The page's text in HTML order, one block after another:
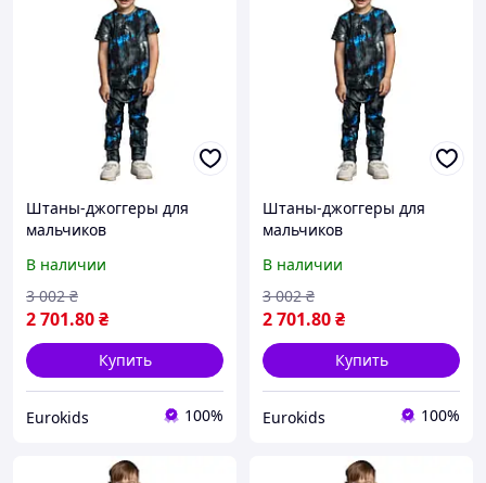
Штаны-джоггеры для
мальчиков
В наличии
2 701.80₴
3 002 ₴
Купить
Eurokids 100%
Штаны-джоггеры для
мальчиков
В наличии
2 701.80₴
3 002 ₴
Купить
Eurokids 100%